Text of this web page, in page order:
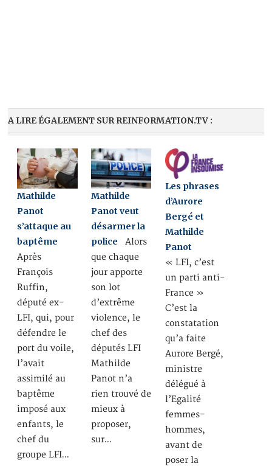
A LIRE ÉGALEMENT SUR REINFORMATION.TV :
Mathilde
Panot
s’attaque au
baptême
Après
François
Ruffin,
député ex-
LFI, qui, pour
défendre le
port du voile,
l’avait
assimilé au
baptême
imposé aux
enfants, le
chef du
groupe LFI…
Mathilde
Panot veut
désarmer la
police Alors
que chaque
jour apporte
son lot
d’extrême
violence, le
chef des
députés LFI
Mathilde
Panot n’a
rien trouvé de
mieux à
proposer,
sur…
Les phrases
d’Aurore
Bergé et
Mathilde
Panot
« LFI, c’est
un parti anti-
France »
C’est la
constatation
qu’a faite
Aurore Bergé,
ministre
délégué à
l’Egalité
femmes-
hommes,
avant de
poser la